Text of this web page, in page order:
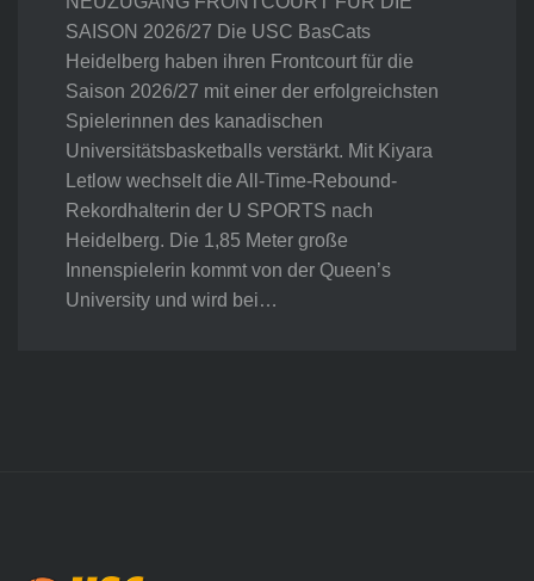
SAISON 2026/27 Die USC BasCats
Heidelberg haben ihren Frontcourt für die
Saison 2026/27 mit einer der erfolgreichsten
Spielerinnen des kanadischen
Universitätsbasketballs verstärkt. Mit Kiyara
Letlow wechselt die All-Time-Rebound-
Rekordhalterin der U SPORTS nach
Heidelberg. Die 1,85 Meter große
Innenspielerin kommt von der Queen’s
University und wird bei…